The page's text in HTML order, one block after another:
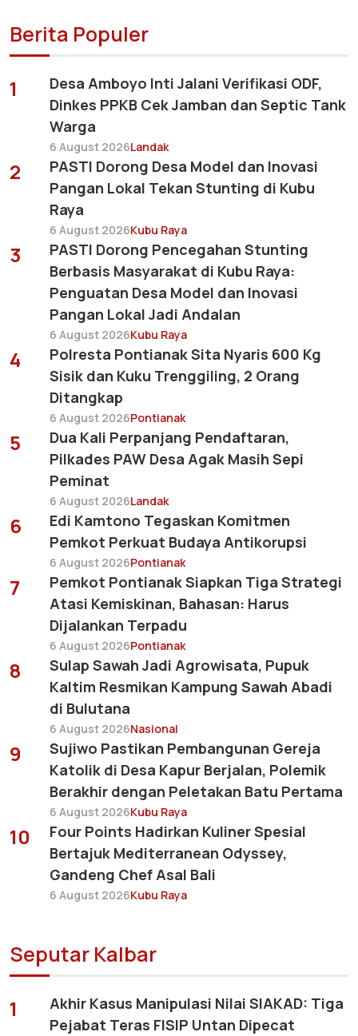
Berita Populer
1
Desa Amboyo Inti Jalani Verifikasi ODF,
Dinkes PPKB Cek Jamban dan Septic Tank
Warga
6 August 2026Landak
2
PASTI Dorong Desa Model dan Inovasi
Pangan Lokal Tekan Stunting di Kubu
Raya
6 August 2026Kubu Raya
3
PASTI Dorong Pencegahan Stunting
Berbasis Masyarakat di Kubu Raya:
Penguatan Desa Model dan Inovasi
Pangan Lokal Jadi Andalan
6 August 2026Kubu Raya
4
Polresta Pontianak Sita Nyaris 600 Kg
Sisik dan Kuku Trenggiling, 2 Orang
Ditangkap
6 August 2026Pontianak
5
Dua Kali Perpanjang Pendaftaran,
Pilkades PAW Desa Agak Masih Sepi
Peminat
6 August 2026Landak
6
Edi Kamtono Tegaskan Komitmen
Pemkot Perkuat Budaya Antikorupsi
6 August 2026Pontianak
7
Pemkot Pontianak Siapkan Tiga Strategi
Atasi Kemiskinan, Bahasan: Harus
Dijalankan Terpadu
6 August 2026Pontianak
8
Sulap Sawah Jadi Agrowisata, Pupuk
Kaltim Resmikan Kampung Sawah Abadi
di Bulutana
6 August 2026Nasional
9
Sujiwo Pastikan Pembangunan Gereja
Katolik di Desa Kapur Berjalan, Polemik
Berakhir dengan Peletakan Batu Pertama
6 August 2026Kubu Raya
10
Four Points Hadirkan Kuliner Spesial
Bertajuk Mediterranean Odyssey,
Gandeng Chef Asal Bali
6 August 2026Kubu Raya
Seputar Kalbar
1
Akhir Kasus Manipulasi Nilai SIAKAD: Tiga
Pejabat Teras FISIP Untan Dipecat